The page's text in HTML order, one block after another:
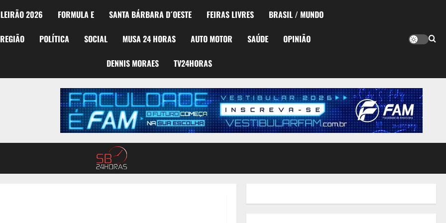
2026 FORMULA E SANTA BÁRBARA D´OESTE FEIRAS LIVRES BRASIL / MUNDO
REGIÃO POLÍTICA SOCIAL MUSA 24 HORAS AUTO MOTOR SAÚDE OPINIÃO
DENNIS MORAES TV24HORAS